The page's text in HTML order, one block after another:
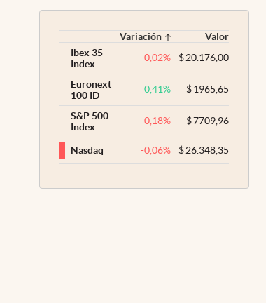
Variación
Valor
Ibex 35
Index
-0,02% $20.176,00
Euronext
100 ID
0,41% $1965,65
S&P 500
Index
-0,18% $7709,96
Nasdaq -0,06% $26.348,35